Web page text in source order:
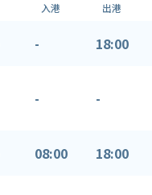
入港 出港
- 18:00
- -
08:00 18:00